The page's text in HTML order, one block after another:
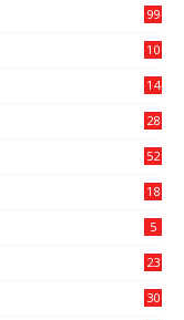
99
10
14
28
52
18
5
23
30